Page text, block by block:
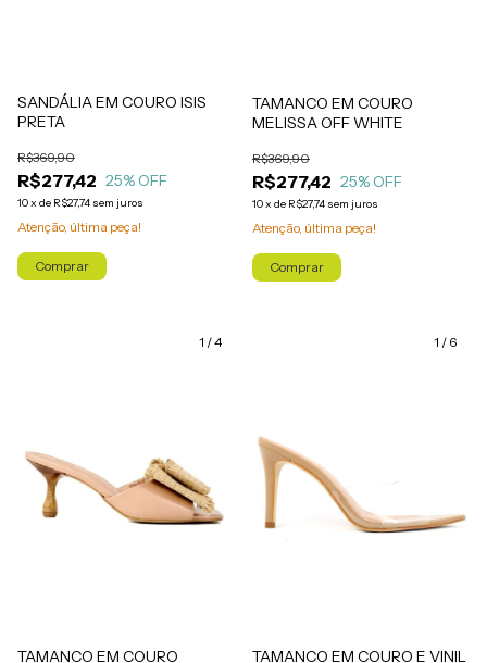
SANDÁLIA EM COURO ISIS
PRETA
R$277,42
R$369,90
25% OFF
10x de R$27,74 sem juros
Atenção, última peça!
Comprar
TAMANCO EM COURO
MELISSA OFF WHITE
R$277,42
R$369,90
25% OFF
10x de R$27,74 sem juros
Atenção, última peça!
Comprar
1 /4
TAMANCO EM COURO
1 / 6
TAMANCO EM COURO E VINIL